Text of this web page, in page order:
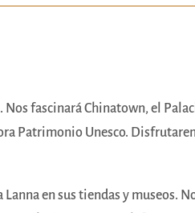
fascinará Chinatown, el
Patrimonio Unesco.
en sus tiendas y museos.